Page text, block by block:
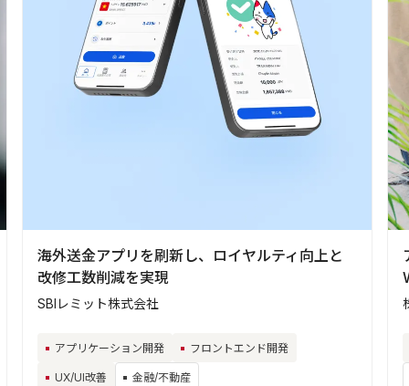
海外送金アプリを刷新し、ロイヤルティ向上と
改修工数削減を実現
SBIレミット株式会社
アプリケーション開発 フロントエンド開発
UX/UI改善 金融/不動産